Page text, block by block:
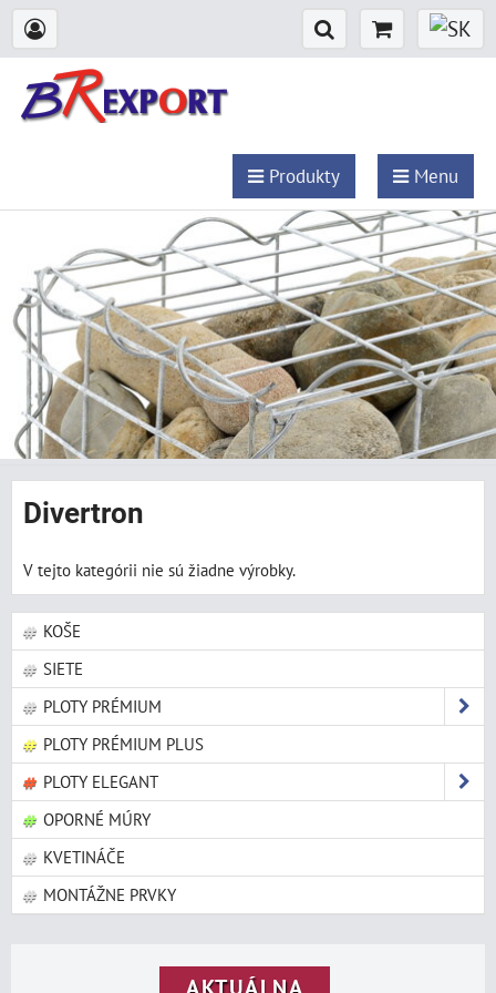
Produkty Menu
Divertron
V tejto kategórii nie sú žiadne výrobky.
KOŠE
SIETE
PLOTY PRÉMIUM
PLOTY PRÉMIUM PLUS
PLOTY ELEGANT
OPORNÉ MÚRY
KVETINÁČE
MONTÁŽNE PRVKY